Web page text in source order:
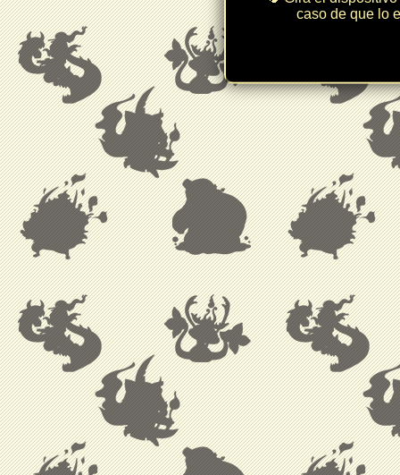
caso de que lo